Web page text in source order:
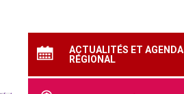
ACTUALITÉS ET AGENDA
RÉGIONAL